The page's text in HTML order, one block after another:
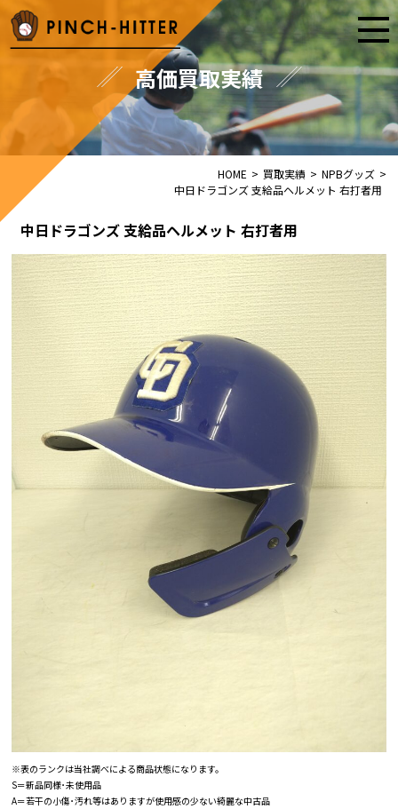
高価買取実績
HOME > 買取実績 > NPBグッズ >
中日ドラゴンズ 支給品ヘルメット 右打者用
中日ドラゴンズ 支給品ヘルメット 右打者用
※表のランクは当社調べによる商品状態になります。
S＝新品同様･未使用品
A＝若干の小傷･汚れ等はありますが使用感の少ない綺麗な中古品